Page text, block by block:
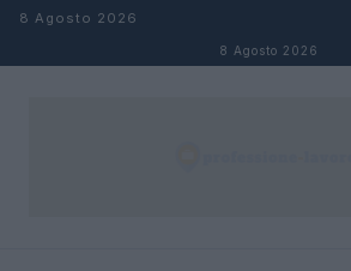
Salta al contenuto
8 Agosto 2026
8 Agosto 2026